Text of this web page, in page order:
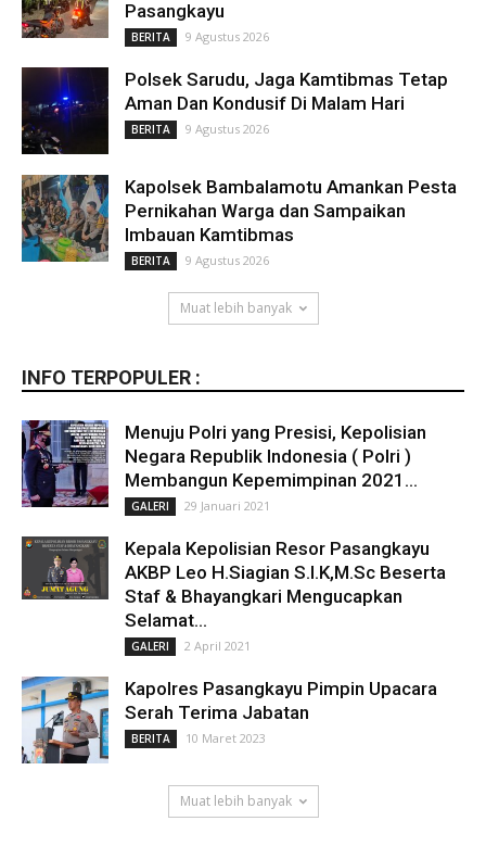
Pasangkayu
BERITA 9 Agustus 2026
Polsek Sarudu, Jaga Kamtibmas Tetap
Aman Dan Kondusif Di Malam Hari
BERITA 9 Agustus 2026
Kapolsek Bambalamotu Amankan Pesta
Pernikahan Warga dan Sampaikan
Imbauan Kamtibmas
BERITA 9 Agustus 2026
Muat lebih banyak
INFO TERPOPULER :
Menuju Polri yang Presisi, Kepolisian
Negara Republik Indonesia ( Polri )
Membangun Kepemimpinan 2021...
GALERI 29 Januari 2021
Kepala Kepolisian Resor Pasangkayu
AKBP Leo H.Siagian S.I.K,M.Sc Beserta
Staf & Bhayangkari Mengucapkan
Selamat...
GALERI 2 April 2021
Kapolres Pasangkayu Pimpin Upacara
Serah Terima Jabatan
BERITA 10 Maret 2023
Muat lebih banyak